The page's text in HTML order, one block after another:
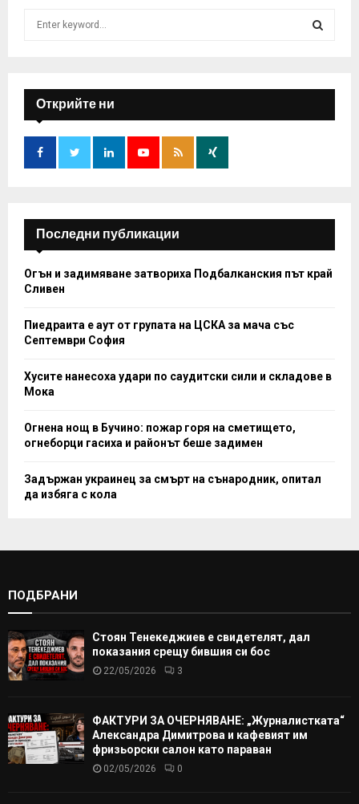
f
o
:
E
A
H
Открийте ни
Последни публикации
Огън и задимяване затвориха Подбалканския път край
Сливен
Пиедраита е аут от групата на ЦСКА за мача със
Септември София
Хусите нанесоха удари по саудитски сили и складове в
Мока
Огнена нощ в Бучино: пожар горя на сметището,
огнеборци гасиха и районът беше задимен
Задържан украинец за смърт на сънародник, опитал
да избяга с кола
ПОДБРАНИ
Стоян Тенекеджиев е свидетелят, дал
показания срещу бившия си бос
22/05/2026 3
ФАКТУРИ ЗА ОЧЕРНЯВАНЕ: „Журналистката“
Александра Димитрова и кафевият им
фризьорски салон като параван
02/05/2026 0